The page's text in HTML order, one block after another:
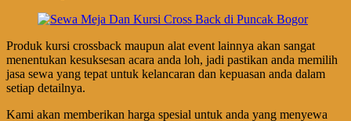
Produk kursi crossback maupun alat event lainnya akan sangat
menentukan kesuksesan acara anda loh, jadi pastikan anda memilih
jasa sewa yang tepat untuk kelancaran dan kepuasan anda dalam
setiap detailnya.
Kami akan memberikan harga spesial untuk anda yang menyewa